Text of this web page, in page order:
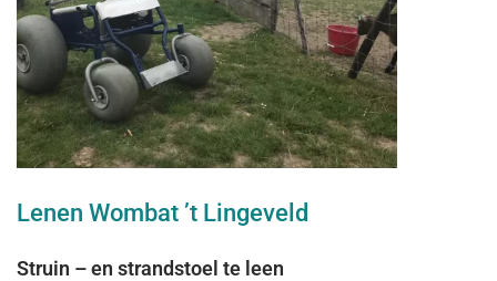
Lenen Wombat ’t Lingeveld
Struin – en strandstoel te leen